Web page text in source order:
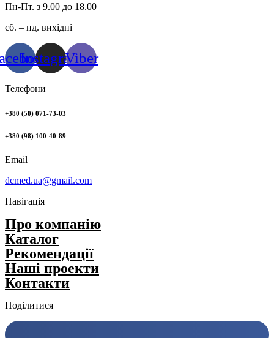
Пн-Пт. з 9.00 до 18.00
сб. – нд. вихідні
InstagramViber
Телефони
+380 (50) 071-73-03
+380 (98) 100-40-89
Email
dcmed.ua@gmail.com
Навігація
Про компанію
Каталог
Рекомендації
Нашi проекти
Контакти
Поділитися